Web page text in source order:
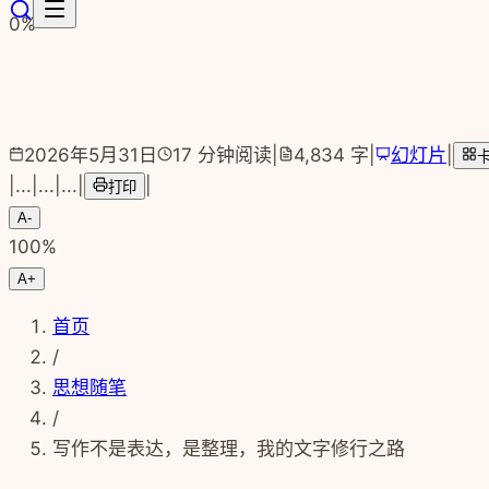
跳转到主要内容
0%
2026年5月31日 17 分钟阅读 4,834 字 幻灯片
... ... ... 打印
A-
100%
A+
首页
/
思想随笔
/
写作不是表达，是整理，我的文字修行之路